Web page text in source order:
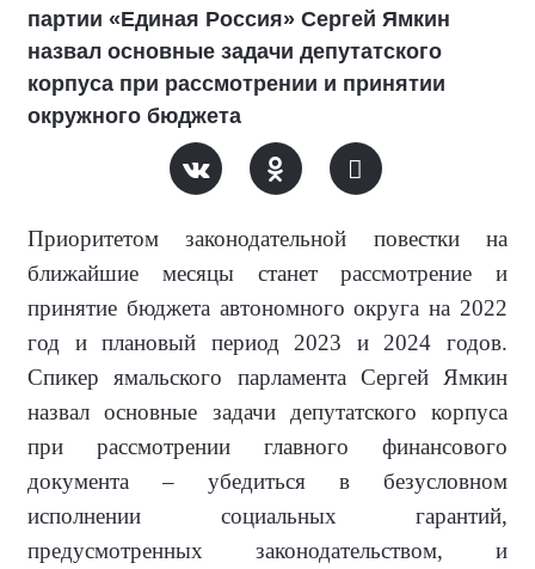
партии «Единая Россия» Сергей Ямкин
назвал основные задачи депутатского
корпуса при рассмотрении и принятии
окружного бюджета
Приоритетом законодательной повестки на
ближайшие месяцы станет рассмотрение и
принятие бюджета автономного округа на 2022
год и плановый период 2023 и 2024 годов.
Спикер ямальского парламента Сергей Ямкин
назвал основные задачи депутатского корпуса
при рассмотрении главного финансового
документа – убедиться в безусловном
исполнении социальных гарантий,
предусмотренных законодательством, и